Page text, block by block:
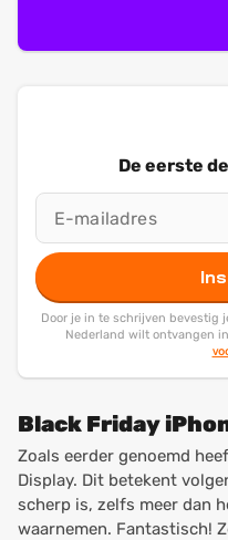
De eerste
Door je in te schrijven bevestig
Nederland wilt ontvangen
Black Friday
Zoals eerder genoemd
Display. Dit betekent
scherp is, zelfs meer dan
waarnemen. Fantastisch!